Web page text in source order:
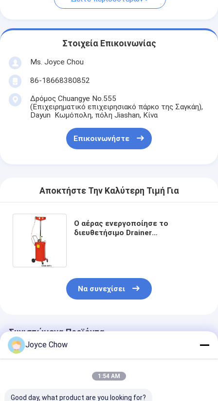
Στοιχεία Επικοινωνίας
Ms. Joyce Chou
86-18668380852
Δρόμος Chuangye No.555
(Επιχειρηματικό επιχειρησιακό πάρκο της Σαγκάη),
Dayun Κωμόπολη, πόλη Jiashan, Κίνα
Επικοινωνήστε
Αποκτήστε Την Καλύτερη Τιμή Για
Ο αέρας ενεργοποίησε το
διευθετήσιμο Drainer
Να συνεχίσει
Συνιστώμενα Προϊόντα
Joyce Chow
1:54 AM
Good day, what product are you looking for?